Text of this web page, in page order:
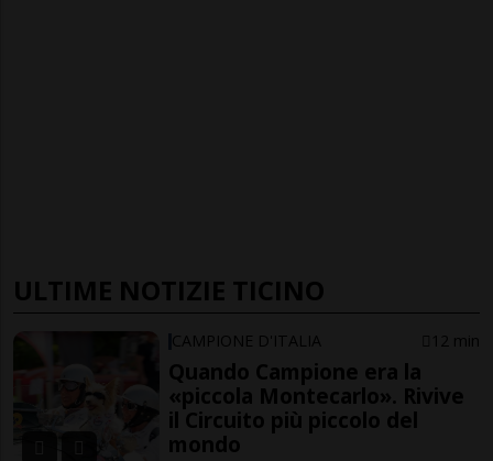
ULTIME NOTIZIE TICINO
CAMPIONE D'ITALIA 12 min
Quando Campione era la
«piccola Montecarlo». Rivive
il Circuito più piccolo del
mondo